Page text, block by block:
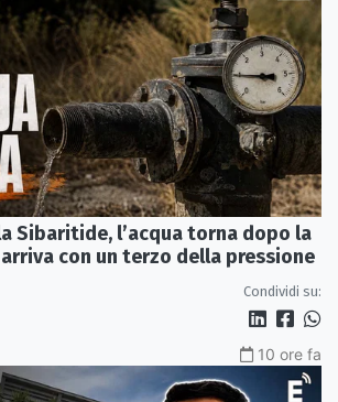
Sibaritide, l’acqua torna dopo la
con un terzo della pressione
Condividi su:
10 ore fa